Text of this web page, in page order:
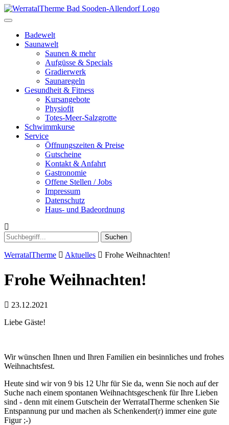
Toggle
navigationBadewelt
Saunawelt
Saunen & mehr
Aufgüsse & Specials
Gradierwerk
Saunaregeln
Gesundheit & Fitness
Kursangebote
Physiofit
Totes-Meer-Salzgrotte
Schwimmkurse
Service
Öffnungszeiten & Preise
Gutscheine
Kontakt & Anfahrt
Gastronomie
Offene Stellen / Jobs
Impressum
Datenschutz
Haus- und Badeordnung
Suchen
WerratalTherme Aktuelles Frohe Weihnachten!
Frohe Weihnachten!
23.12.2021
Liebe Gäste!
Wir wünschen Ihnen und Ihren Familien ein besinnliches und frohes
Weihnachtsfest.
Heute sind wir von 9 bis 12 Uhr für Sie da, wenn Sie noch auf der
Suche nach einem spontanen Weihnachtsgeschenk für Ihre Lieben
sind - denn mit einem Gutschein der WerratalTherme schenken Sie
Entspannung pur und machen als Schenkender(r) immer eine gute
Figur ;-)